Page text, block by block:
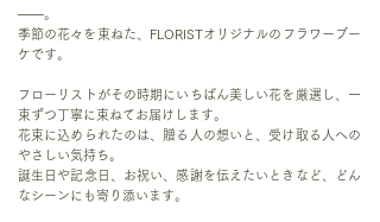
——。
季節の花々を束ねた、FLORISTオリジナルのフラワーブー
ケです。
フローリストがその時期にいちばん美しい花を厳選し、一
束ずつ丁寧に束ねてお届けします。
花束に込められたのは、贈る人の想いと、受け取る人への
やさしい気持ち。
誕生日や記念日、お祝い、感謝を伝えたいときなど、どん
なシーンにも寄り添います。